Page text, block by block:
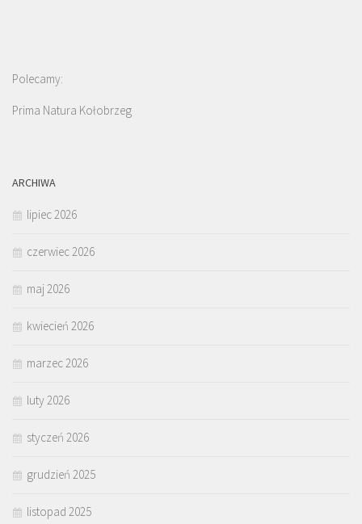
Polecamy:
Prima Natura Kołobrzeg
ARCHIWA
lipiec 2026
czerwiec 2026
maj 2026
kwiecień 2026
marzec 2026
luty 2026
styczeń 2026
grudzień 2025
listopad 2025